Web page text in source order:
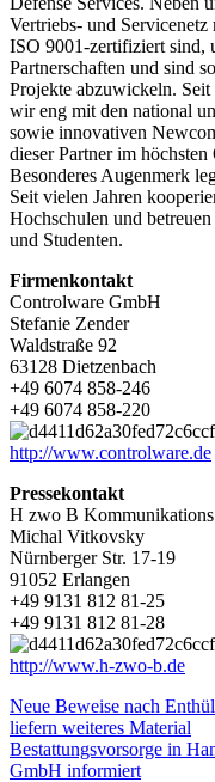
Vertriebs- und
ISO 9001-zertifiziert sind,
Partnerschaften und sind
Projekte abzuwickeln.
wir eng mit den national
sowie innovativen
dieser Partner im
Besonderes Augenmerk
Seit vielen Jahren
Hochschulen und
und Studenten.
Firmenkontakt
Controlware GmbH
Stefanie Zender
Waldstraße 92
63128 Dietzenbach
+49 6074 858-246
+49 6074 858-220
http://www.controlware.de
Pressekontakt
H zwo B
Michal Vitkovsky
Nürnberger Str. 17-19
91052 Erlangen
+49 9131 812 81-25
+49 9131 812 81-28
http://www.h-zwo-b.de
Neue Beweise nach
liefern weiteres Material
Bestattungsvorsorge in
GmbH informiert